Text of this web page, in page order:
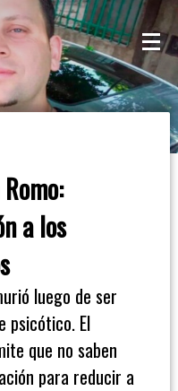
a los
luego de ser
psicótico. El
que no saben
para reducir a